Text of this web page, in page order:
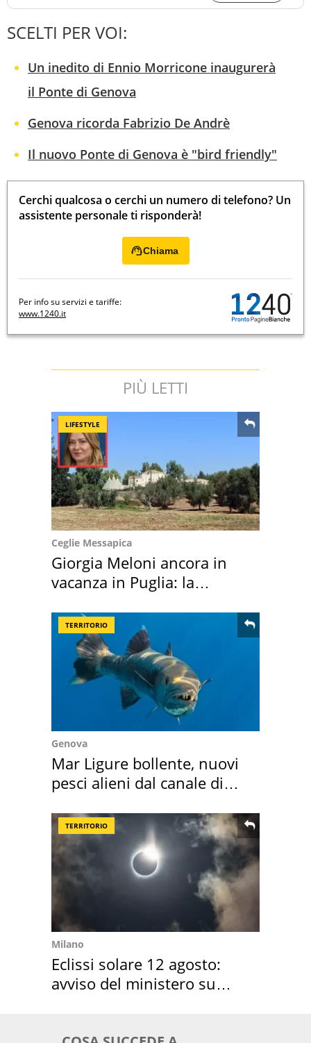
SCELTI PER VOI:
Un inedito di Ennio Morricone inaugurerà
il Ponte di Genova
Genova ricorda Fabrizio De Andrè
Il nuovo Ponte di Genova è "bird friendly"
Cerchi qualcosa o cerchi un numero di telefono? Un
assistente personale ti risponderà!
Chiama
Per info su servizi e tariffe:
www.1240.it
PIÙ LETTI
LIFESTYLE
Ceglie Messapica
Giorgia Meloni ancora in
vacanza in Puglia: la
TERRITORIO
Genova
Mar Ligure bollente, nuovi
pesci alieni dal canale di
TERRITORIO
Milano
Eclissi solare 12 agosto:
avviso del ministero su